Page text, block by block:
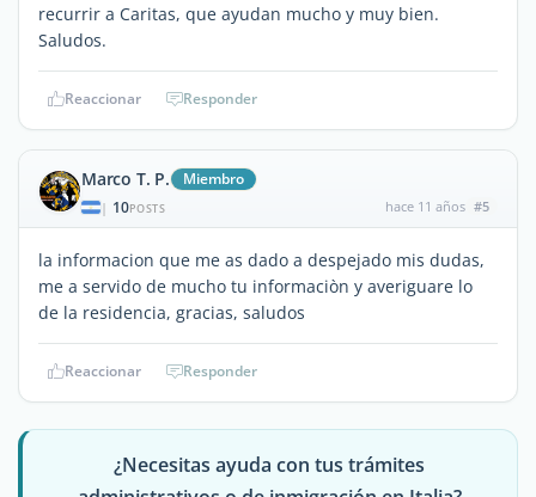
recurrir a Caritas, que ayudan mucho y muy bien.
Saludos.
Reaccionar Responder
Marco T. P. Miembro
| 10POSTS hace 11 años #5
la informacion que me as dado a despejado mis dudas,
me a servido de mucho tu informaciòn y averiguare lo
de la residencia, gracias, saludos
Reaccionar Responder
¿Necesitas ayuda con tus trámites